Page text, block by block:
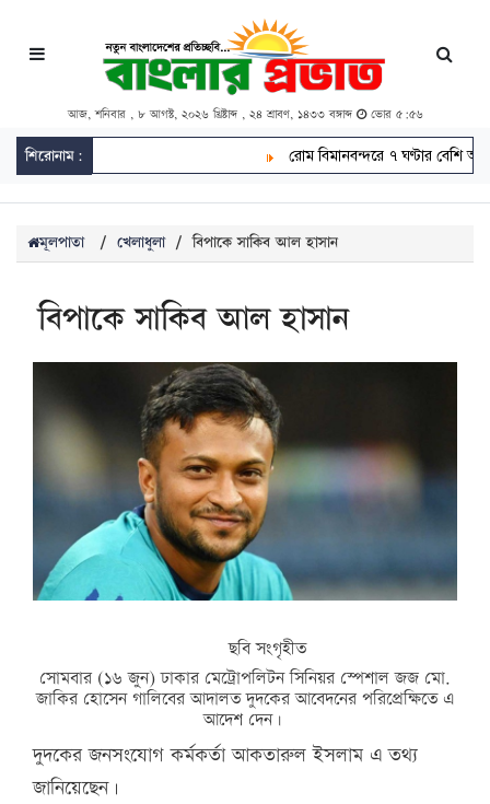
আজ, শনিবার , ৮ আগস্ট, ২০২৬ খ্রিষ্টাব্দ , ২৪ শ্রাবণ, ১৪৩৩ বঙ্গাব্দ ভোর ৫:৫৬
শিরোনাম: রোম বিমানবন্দরে ৭ ঘণ্টার বেশি আটকে
মূলপাতা / খেলাধুলা / বিপাকে সাকিব আল হাসান
বিপাকে সাকিব আল হাসান
ছবি সংগৃহীত
সোমবার (১৬ জুন) ঢাকার মেট্রোপলিটন সিনিয়র স্পেশাল জজ মো.
জাকির হোসেন গালিবের আদালত দুদকের আবেদনের পরিপ্রেক্ষিতে এ
আদেশ দেন।
দুদকের জনসংযোগ কর্মকর্তা আকতারুল ইসলাম এ তথ্য
জানিয়েছেন।